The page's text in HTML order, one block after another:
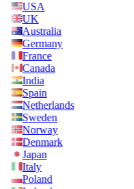
USA
UK
Australia
Germany
France
Canada
India
Spain
Netherlands
Sweden
Norway
Denmark
Japan
Italy
Poland